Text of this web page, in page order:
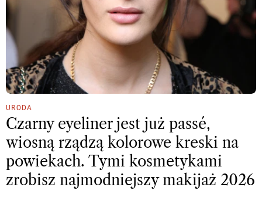
URODA
Czarny eyeliner jest już passé,
wiosną rządzą kolorowe kreski na
powiekach. Tymi kosmetykami
zrobisz najmodniejszy makijaż 2026